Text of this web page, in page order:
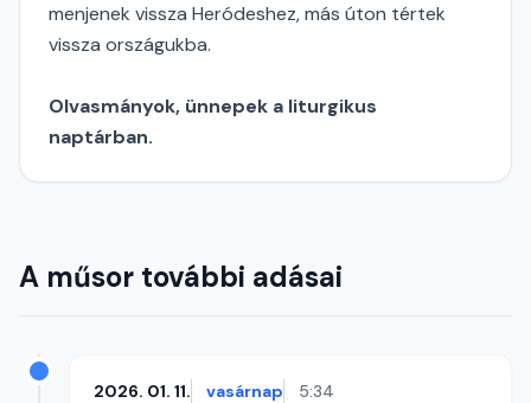
menjenek vissza Heródeshez, más úton tértek
vissza országukba.
Olvasmányok, ünnepek a liturgikus
naptárban.
A műsor további adásai
2026. 01. 11. vasárnap 5:34